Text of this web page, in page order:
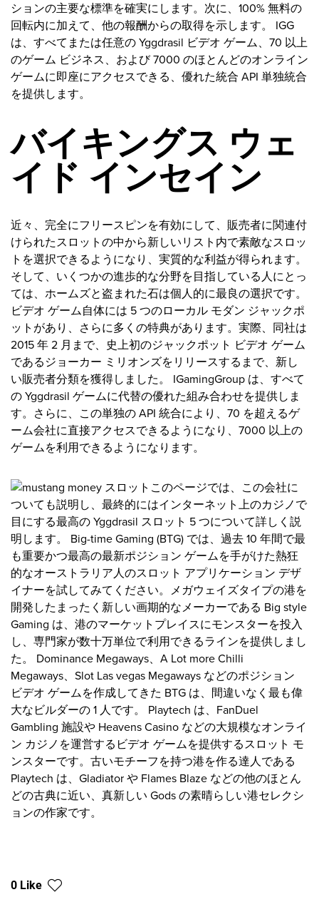
ションの主要な標準を確実にします。次に、100% 無料の
回転内に加えて、他の報酬からの取得を示します。 IGG
は、すべてまたは任意の Yggdrasil ビデオ ゲーム、70 以上
のゲーム ビジネス、および 7000 のほとんどのオンライン
ゲームに即座にアクセスできる、優れた統合 API 単独統合
を提供します。
バイキングス ウェ
イド インセイン
近々、完全にフリースピンを有効にして、販売者に関連付
けられたスロットの中から新しいリスト内で素敵なスロッ
トを選択できるようになり、実質的な利益が得られます。
そして、いくつかの進歩的な分野を目指している人にとっ
ては、ホームズと盗まれた石は個人的に最良の選択です。
ビデオ ゲーム自体には 5 つのローカル モダン ジャックポ
ットがあり、さらに多くの特典があります。実際、同社は
2015 年 2 月まで、史上初のジャックポット ビデオ ゲーム
であるジョーカー ミリオンズをリリースするまで、新し
い販売者分類を獲得しました。 IGamingGroup は、すべて
の Yggdrasil ゲームに代替の優れた組み合わせを提供しま
す。さらに、この単独の API 統合により、70 を超えるゲ
ーム会社に直接アクセスできるようになり、7000 以上の
ゲームを利用できるようになります。
このページでは、この会社に
ついても説明し、最終的にはインターネット上のカジノで
目にする最高の Yggdrasil スロット 5 つについて詳しく説
明します。 Big-time Gaming (BTG) では、過去 10 年間で最
も重要かつ最高の最新ポジション ゲームを手がけた熱狂
的なオーストラリア人のスロット アプリケーション デザ
イナーを試してみてください。メガウェイズタイプの港を
開発したまったく新しい画期的なメーカーである Big style
Gaming は、港のマーケットプレイスにモンスターを投入
し、専門家が数十万単位で利用できるラインを提供しまし
た。 Dominance Megaways、A Lot more Chilli
Megaways、Slot Las vegas Megaways などのポジション
ビデオ ゲームを作成してきた BTG は、間違いなく最も偉
大なビルダーの 1 人です。 Playtech は、FanDuel
Gambling 施設や Heavens Casino などの大規模なオンライ
ン カジノを運営するビデオ ゲームを提供するスロット モ
ンスターです。古いモチーフを持つ港を作る達人である
Playtech は、Gladiator や Flames Blaze などの他のほとん
どの古典に近い、真新しい Gods の素晴らしい港セレクシ
ョンの作家です。
0 Like